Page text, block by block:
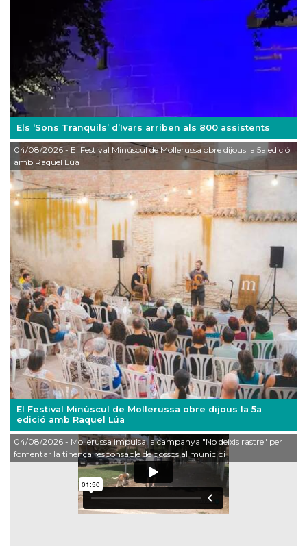
Els ‘Sons Tranquils’ d’Ivars arriben als 800 assistents
El Festival Minúscul de Mollerussa obre dijous la 5a
edició amb Raquel Lúa
04/08/2026- El Festival Minúscul de Mollerussa obre dijous la 5a edició
amb Raquel Lúa
04/08/2026- Mollerussa impulsa la campanya "No deixis rastre" per
fomentar la tinença responsable de gossos al municipi